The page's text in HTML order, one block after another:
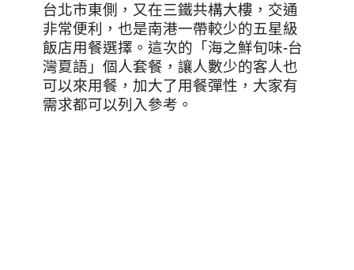
台北市東側，又在三鐵共構大樓，交通
非常便利，也是南港一帶較少的五星級
飯店用餐選擇。這次的「海之鮮旬味-台
灣夏語」個人套餐，讓人數少的客人也
可以來用餐，加大了用餐彈性，大家有
需求都可以列入參考。